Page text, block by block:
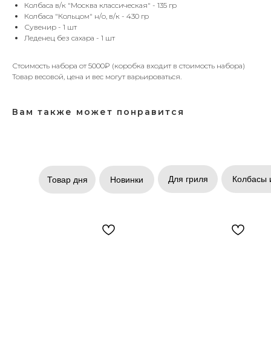
Колбаса в/к "Москва классическая" - 135 гр
Колбаса "Кольцом" н/о, в/к - 430 гр
Сувенир - 1 шт
Леденец без сахара - 1 шт
Стоимость набора от 5000₽ (коробка входит в стоимость набора)
Товар весовой, цена и вес могут варьироваться.
Вам также может понравится
Товар дня Новинки Для гриля Колбасы